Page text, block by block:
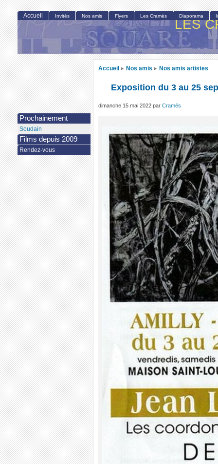
LES
Accueil > Nos amis > Nos amis artistes
Exposition du 3 au 25
dimanche 15 mai 2022 par Cramés
Accueil Invités Nos amis Flyers Les Cramés Diaporama
Prochainement
Soudain
Films depuis 2009
Rendez-vous